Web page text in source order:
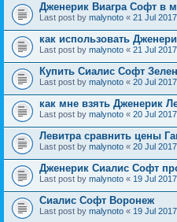
Дженерик Виагра Софт в
Last post by malynoto « 21 Jul
как использовать
Last post by malynoto « 21 Jul
Купить Сиалис Софт
Last post by malynoto « 20 Jul
как мне взять Дженерик
Last post by malynoto « 20 Jul
Левитра сравнить цены
Last post by malynoto « 20 Jul
Дженерик Сиалис Софт
Last post by malynoto « 19 Jul
Сиалис Софт Воронеж
Last post by malynoto « 19 Jul